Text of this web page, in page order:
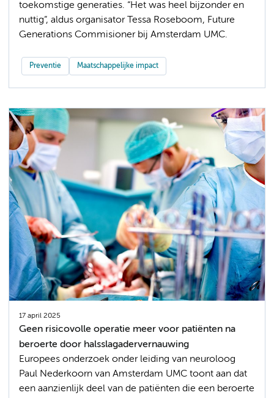
toekomstige generaties. “Het was heel bijzonder en
nuttig”, aldus organisator Tessa Roseboom, Future
Generations Commisioner bij Amsterdam UMC.
Preventie Maatschappelijke impact
17 april 2025
Geen risicovolle operatie meer voor patiënten na
beroerte door halsslagadervernauwing
Europees onderzoek onder leiding van neuroloog
Paul Nederkoorn van Amsterdam UMC toont aan dat
een aanzienlijk deel van de patiënten die een beroerte